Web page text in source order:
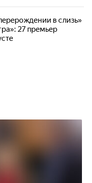
в слизь»
27 премьер